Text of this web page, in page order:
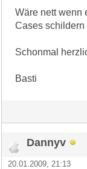
Wäre nett wenn
Cases schildern
Schonmal
Basti
Dannyv
20.01.2009, 21:13